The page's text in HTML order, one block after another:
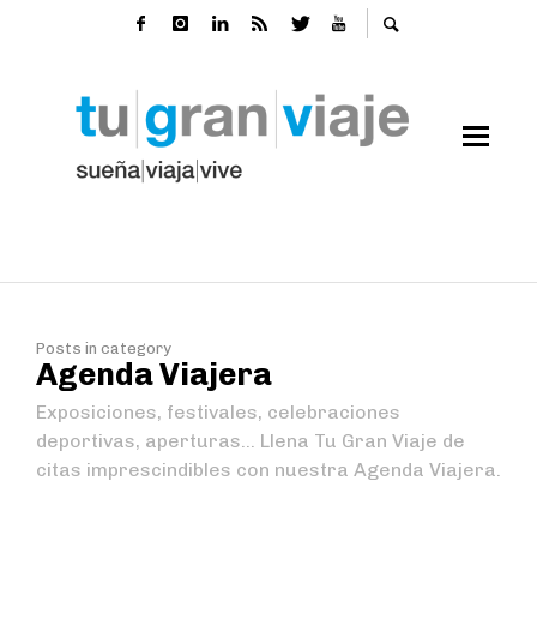
Posts in category
Agenda Viajera
Exposiciones, festivales, celebraciones
deportivas, aperturas… Llena Tu Gran Viaje de
citas imprescindibles con nuestra Agenda Viajera.